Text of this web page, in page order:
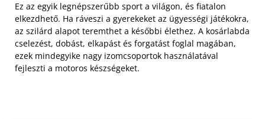
Ez az egyik legnépszerűbb sport a világon, és fiatalon
elkezdhető. Ha ráveszi a gyerekeket az ügyességi játékokra,
az szilárd alapot teremthet a későbbi élethez. A kosárlabda
cselezést, dobást, elkapást és forgatást foglal magában,
ezek mindegyike nagy izomcsoportok használatával
fejleszti a motoros készségeket.